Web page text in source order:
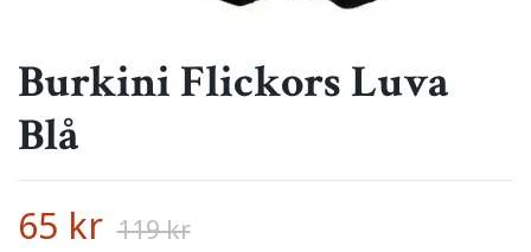
Burkini Flickors Luva
Blå
65 kr 119 kr